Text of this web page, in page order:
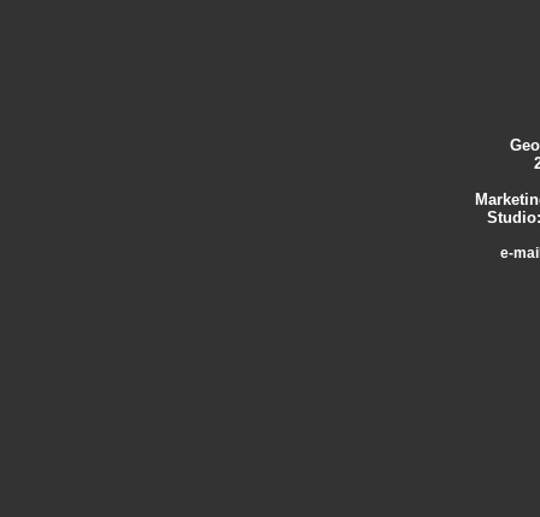
e-